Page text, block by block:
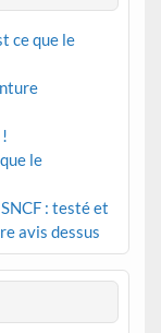
ce que le
le
: testé et
avis dessus